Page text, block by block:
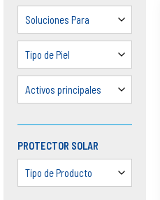
Soluciones Para
Tipo de Piel
Activos principales
PROTECTOR SOLAR
Tipo de Producto